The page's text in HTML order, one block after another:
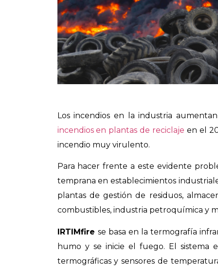
Los incendios en la industria
incendios en plantas de reciclaje en el
incendio muy virulento.
Para hacer frente a este evidente
temprana en establecimientos
plantas de gestión de residuos,
combustibles, industria petroquímica y
IRTIMfire se basa en la termografía
humo y se inicie el fuego. El sistema
termográficas y sensores de